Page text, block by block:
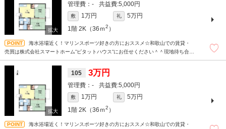
- 5,000円
敷 1万円 礼
5万円
1階 2K（36ｍ2 ）
海水浴場近く！マリンスポーツ好きの方におススメ☆和歌山での賃貸・
売買は株式会社スマートホーム”ピタットハウス”にお任せください＾＾現地待ち合わ
105 3万円
- 5,000円
敷 1万円 礼
5万円
1階 2K（36ｍ2 ）
海水浴場近く！マリンスポーツ好きの方におススメ☆和歌山での賃貸・